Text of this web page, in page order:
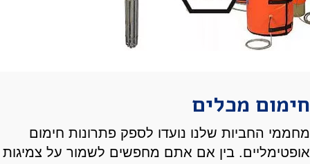
חימום מכלים
מחממי החביות שלנו נועדו לספק פתרונות חימום
אופטימליים. בין אם אתם מחפשים לשמור על צמיגות